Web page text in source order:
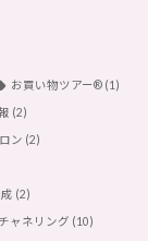
お買い物ツアー®︎(1)
(2)
ン (2)
(2)
チャネリング (10)